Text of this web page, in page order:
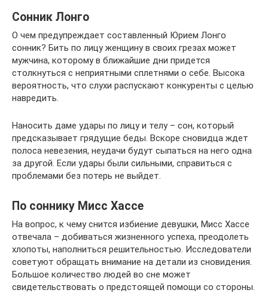
Сонник Лонго
О чем предупреждает составленный Юрием Лонго
сонник? Бить по лицу женщину в своих грезах может
мужчина, которому в ближайшие дни придется
столкнуться с неприятными сплетнями о себе. Высока
вероятность, что слухи распускают конкуренты с целью
навредить.
Наносить даме удары по лицу и телу – сон, который
предсказывает грядущие беды. Вскоре сновидца ждет
полоса невезения, неудачи будут сыпаться на него одна
за другой. Если удары были сильными, справиться с
проблемами без потерь не выйдет.
По соннику Мисс Хассе
На вопрос, к чему снится избиение девушки, Мисс Хассе
отвечала – добиваться жизненного успеха, преодолеть
хлопоты, наполниться решительностью. Исследователи
советуют обращать внимание на детали из сновидения.
Большое количество людей во сне может
свидетельствовать о предстоящей помощи со стороны.